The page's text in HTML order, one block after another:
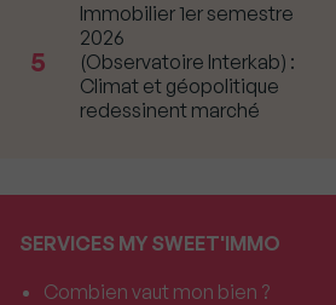
5
Immobilier 1er semestre
2026
(Observatoire Interkab) :
Climat et géopolitique
redessinent marché
SERVICES MY SWEET'IMMO
Combien vaut mon bien ?